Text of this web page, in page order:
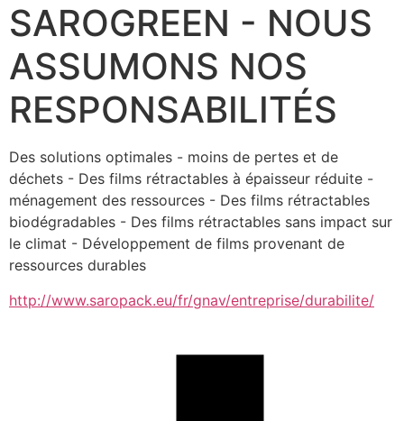
SAROGREEN - NOUS
ASSUMONS NOS
RESPONSABILITÉS
Des solutions optimales - moins de pertes et de
déchets - Des films rétractables à épaisseur réduite -
ménagement des ressources - Des films rétractables
biodégradables - Des films rétractables sans impact sur
le climat - Développement de films provenant de
ressources durables
http://www.saropack.eu/fr/gnav/entreprise/durabilite/